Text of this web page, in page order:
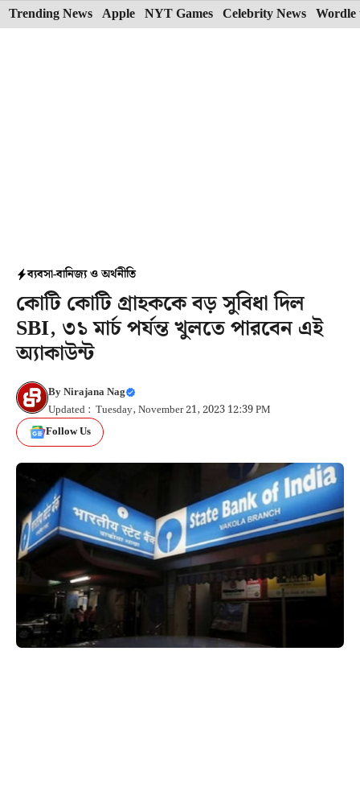
Skip
to
Trending News Apple NYT Games Celebrity News Wordle
ব্যবসা-বানিজ্য ও অর্থনীতি
কোটি কোটি গ্রাহককে বড় সুবিধা দিল
SBI, ৩১ মার্চ পর্যন্ত খুলতে পারবেন এই
অ্যাকাউন্ট
ByNirajana Nag
Updated : Tuesday, November 21, 2023 12:39 PM
Follow Us